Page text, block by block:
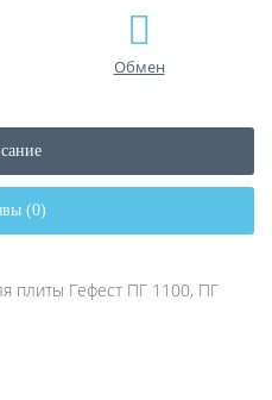
Обмен
(0)
плиты Гефест ПГ 1100, ПГ